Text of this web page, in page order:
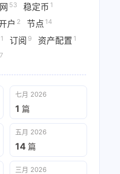
53 稳定币 1
户 2 节点 14
1 订阅 9 资产配置 1
7
七月 2026
1 篇
五月 2026
14 篇
三月 2026